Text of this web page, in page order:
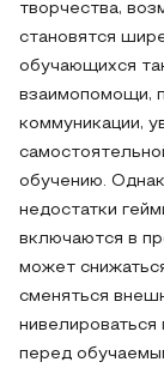
творчества,
становятся
обучающихся
взаимопомощи,
коммуникации,
обучению.
недостатки
включаются в
может
сменяться
нивелироваться
перед